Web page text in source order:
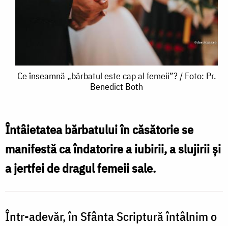
Ce
este
cap
al
Foto:
Ce înseamnă „bărbatul este cap al femeii”? / Foto: Pr.
Benedict Both
Întâie­tatea bărbatului în căsătorie se
manifestă ca îndato­rire a iubirii, a slujirii și
a jertfei de dragul femeii sale.
Într-adevăr, în Sfânta Scriptură întâlnim o